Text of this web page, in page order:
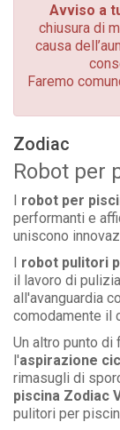
Avviso a
chiusura di
causa
Faremo
Zodiac
Robot per
I robot per
performanti e
uniscono
I robot pulitori
il lavoro di
all'avanguardia
comodamente il
Un altro punto di
l'aspirazione
rimasugli di
piscina Zodiac
pulitori per